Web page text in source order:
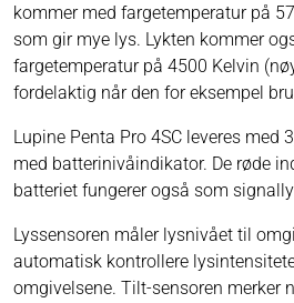
kommer med fargetemperatur på
som gir mye lys. Lykten kommer
fargetemperatur på 4500 Kelvin
fordelaktig når den for eksempel
Lupine Penta Pro 4SC leveres med
med batterinivåindikator. De røde
batteriet fungerer også som
Lyssensoren måler lysnivået til
automatisk kontrollere
omgivelsene. Tilt-sensoren merker